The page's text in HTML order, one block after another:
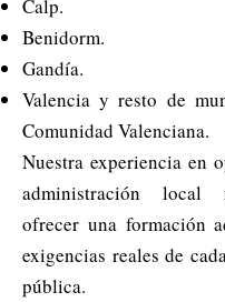
Calp.
Benidorm.
Gandía.
Valencia y resto de
Comunidad Valenciana.
Nuestra experiencia en
administración local
ofrecer una formación
exigencias reales de
pública.